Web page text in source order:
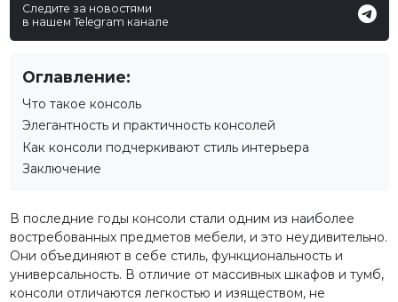
Следите за новостями
в нашем Telegram канале
Оглавление:
Что такое консоль
Элегантность и практичность консолей
Как консоли подчеркивают стиль интерьера
Заключение
В последние годы консоли стали одним из наиболее
востребованных предметов мебели, и это неудивительно.
Они объединяют в себе стиль, функциональность и
универсальность. В отличие от массивных шкафов и тумб,
консоли отличаются легкостью и изяществом, не